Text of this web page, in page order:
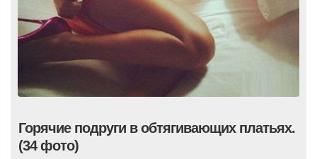
Горячие подруги в обтягивающих платьях.
(34 фото)